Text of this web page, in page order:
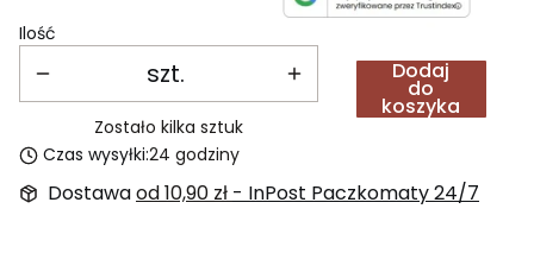
Ilość
szt.
Zostało kilka sztuk
Dodaj
do
koszyka
Czas wysyłki:24 godziny
Dostawaod 10,90 zł - InPost Paczkomaty 24/7